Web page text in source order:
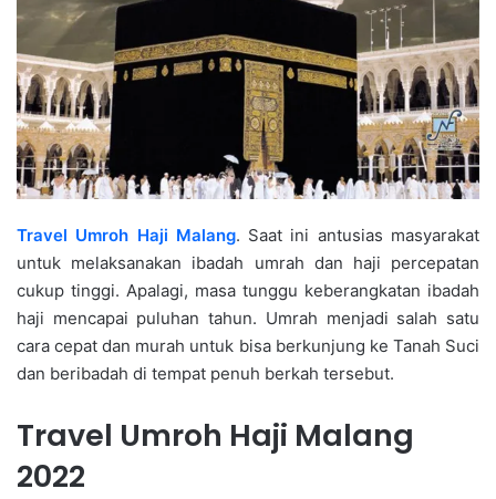
Travel Umroh Haji Malang. Saat ini antusias masyarakat
untuk melaksanakan ibadah umrah dan haji percepatan
cukup tinggi. Apalagi, masa tunggu keberangkatan ibadah
haji mencapai puluhan tahun. Umrah menjadi salah satu
cara cepat dan murah untuk bisa berkunjung ke Tanah Suci
dan beribadah di tempat penuh berkah tersebut.
Travel Umroh Haji Malang
2022